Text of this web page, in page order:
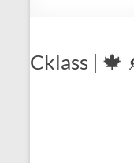
Cklass |